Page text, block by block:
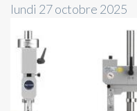
lundi 27 octobre 2025